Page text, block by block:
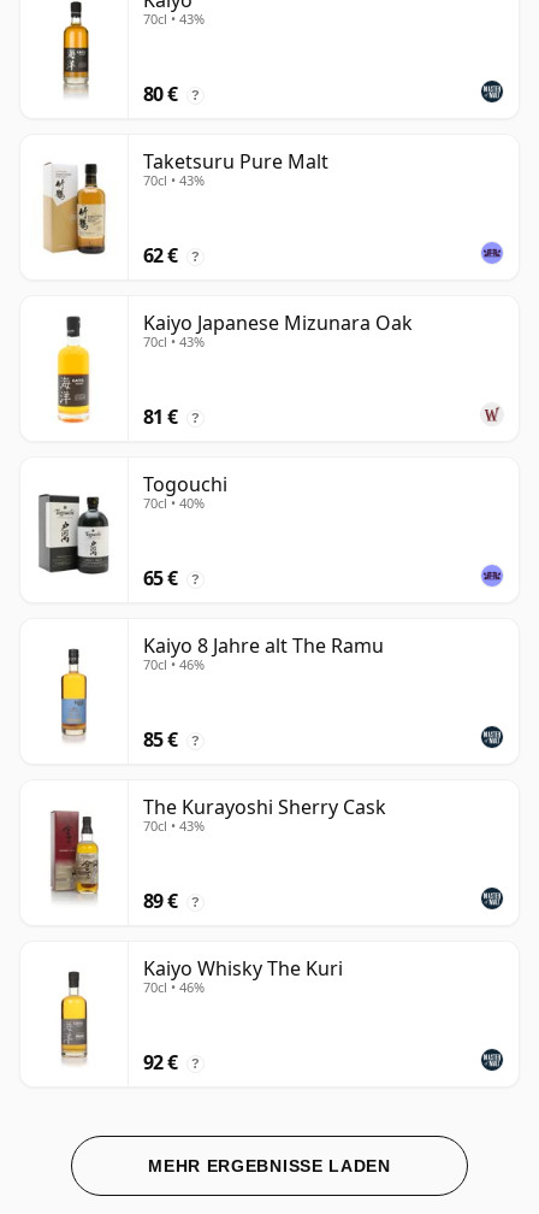
70cl • 43%
80 € ?
Taketsuru Pure Malt
70cl • 43%
62 € ?
Kaiyo Japanese Mizunara Oak
70cl • 43%
81 € ?
Togouchi
70cl • 40%
65 € ?
Kaiyo 8 Jahre alt The Ramu
70cl • 46%
85 € ?
The Kurayoshi Sherry Cask
70cl • 43%
89 € ?
Kaiyo Whisky The Kuri
70cl • 46%
92 € ?
MEHR ERGEBNISSE LADEN